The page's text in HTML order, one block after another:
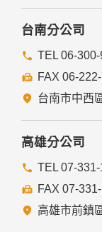
台南分公司
TEL 06-
FAX 06-
台南市中西
高雄分公司
TEL 07-
FAX 07-
高雄市前鎮